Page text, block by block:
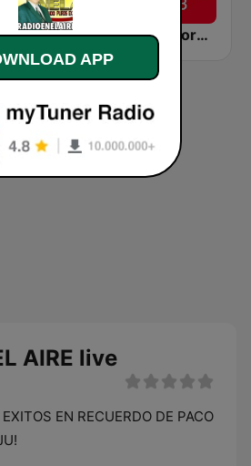
Nation Radio 70s Mediacorp CAPITAL 958
AIRE live
EN RECUERDO DE PACO
APP